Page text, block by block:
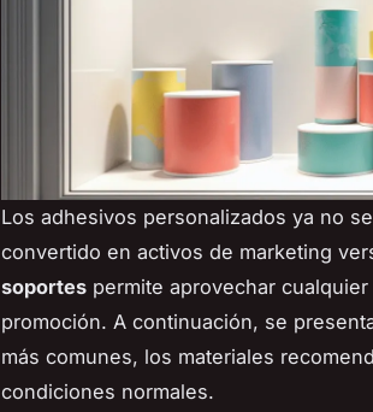
Los adhesivos personalizados ya no
convertido en activos de marketing
soportes permite aprovechar
promoción. A continuación, se
más comunes, los materiales
condiciones normales.